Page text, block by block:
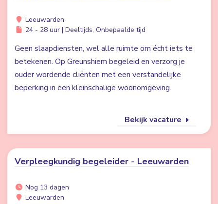
Leeuwarden
24 - 28 uur | Deeltijds, Onbepaalde tijd
Geen slaapdiensten, wel alle ruimte om écht iets te
betekenen. Op Greunshiem begeleid en verzorg je
ouder wordende cliënten met een verstandelijke
beperking in een kleinschalige woonomgeving.
Bekijk vacature
Verpleegkundig begeleider - Leeuwarden
Nog 13 dagen
Leeuwarden